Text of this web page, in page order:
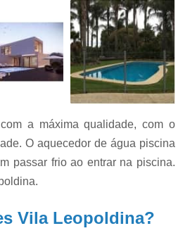
para Piscina 10kg
Cloro para
Piscina 9000 Litros
Cloro para
Piscina Fechada
Cloro para
Cloro 3 em 1 para Piscina
Cloro
Cloro Granulado para Piscina
para Piscina
Cloro para
Cloro
Bomba água
Conserto
Conserto
Conserto de Motobomba
a máxima qualidade, com o
O aquecedor de água piscina
passar frio ao entrar na piscina.
Vila Leopoldina?